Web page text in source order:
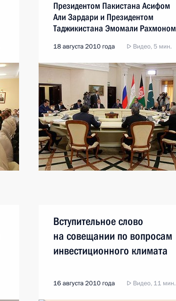
Президентом Пакистана Асифом
Али Зардари и Президентом
Таджикистана Эмомали Рахмоном
18 августа 2010 года Видео, 5 мин.
Вступительное слово
на совещании по вопросам
инвестиционного климата
16 августа 2010 года Видео, 11 мин.